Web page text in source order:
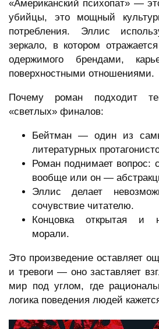
«Американский психопат» —
убийцы, это мощный
потребления. Эллис
зеркало, в котором
одержимого брендами,
поверхностными отношениями.
Почему роман подходит
«светлых» финалов:
Бейтман — один из
литературных
Роман поднимает вопрос:
вообще или он —
Эллис делает
сочувствие читателю.
Концовка открытая и
морали.
Это произведение оставляет
и тревоги — оно заставляет
мир под углом, где
логика поведения людей